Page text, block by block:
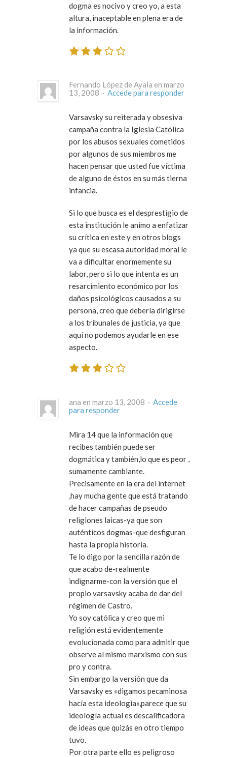
dogma es nocivo y creo yo, a esta
altura, inaceptable en plena era de
la información.
Fernando López de Ayala en marzo
13, 2008 · Accede para responder
Varsavsky su reiterada y obsesiva
campaña contra la Iglesia Católica
por los abusos sexuales cometidos
por algunos de sus miembros me
hacen pensar que usted fue víctima
de alguno de éstos en su más tierna
infancia.
Si lo que busca es el desprestigio de
esta institución le animo a enfatizar
su crítica en este y en otros blogs
ya que su escasa autoridad moral le
va a dificultar enormemente su
labor, pero si lo que intenta es un
resarcimiento económico por los
daños psicológicos causados a su
persona, creo que debería dirigirse
a los tribunales de justicia, ya que
aquí no podemos ayudarle en ese
aspecto.
ana en marzo 13, 2008 · Accede
para responder
Mira 14 que la información que
recibes también puede ser
dogmática y también,lo que es peor ,
sumamente cambiante.
Precisamente en la era del internet
,hay mucha gente que está tratando
de hacer campañas de pseudo
religiones laicas-ya que son
auténticos dogmas-que desfiguran
hasta la propia historia.
Te lo digo por la sencilla razón de
que acabo de-realmente
indignarme-con la versión que el
propio varsavsky acaba de dar del
régimen de Castro.
Yo soy católica y creo que mi
religión está evidentemente
evolucionada como para admitir que
observe al mismo marxismo con sus
pro y contra.
Sin embargo la versión que da
Varsavsky es «digamos pecaminosa
hacía esta ideologìa»,parece que su
ideología actual es descalificadora
de ideas que quizás en otro tiempo
tuvo.
Por otra parte ello es peligroso